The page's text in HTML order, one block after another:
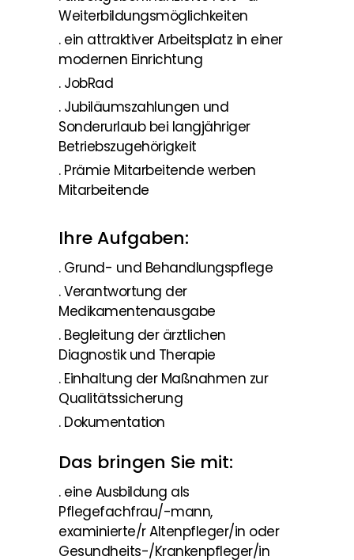
Weiterbildungsmöglichkeiten
. ein attraktiver Arbeitsplatz in einer
modernen Einrichtung
. JobRad
. Jubiläumszahlungen und
Sonderurlaub bei langjähriger
Betriebszugehörigkeit
. Prämie Mitarbeitende werben
Mitarbeitende
Ihre Aufgaben:
. Grund- und Behandlungspflege
. Verantwortung der
Medikamentenausgabe
. Begleitung der ärztlichen
Diagnostik und Therapie
. Einhaltung der Maßnahmen zur
Qualitätssicherung
. Dokumentation
Das bringen Sie mit:
. eine Ausbildung als
Pflegefachfrau/-mann,
examinierte/r Altenpfleger/in oder
Gesundheits-/Krankenpfleger/in